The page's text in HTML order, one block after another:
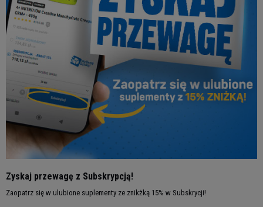
Zyskaj przewagę z Subskrypcją!
Zaopatrz się w ulubione suplementy ze znikżką 15% w Subskrycji!